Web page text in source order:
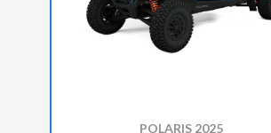
POLARIS 2025